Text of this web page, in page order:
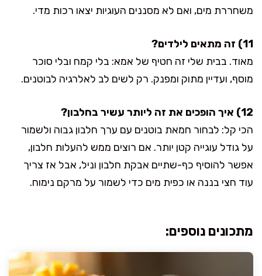
משחררת מים, ואם לא מסננים העוגיות יצאו רכות מדי.
11) זה מתאים לילדים?
מאוד. בבית שלי זה חטיף של אמא: בלי קמח ובלי סוכר
מוסף, ועדיין מתוק ומפנק. רק לשים לב לאלרגיה לבוטנים.
12) איך הופכים את זה ליותר עשיר בחלבון?
הכי קל: לבחור חמאת בוטנים עם ערך חלבון גבוה ולשמור
על גודל עוגייה קטן יותר. אם רוצים ממש להעלות חלבון,
אפשר להוסיף כף-שתיים אבקת חלבון וניל, אבל אז צריך
עוד חצי בננה או כפית מים כדי לשמור על מרקם נימוח.
מתכונים נוספים: